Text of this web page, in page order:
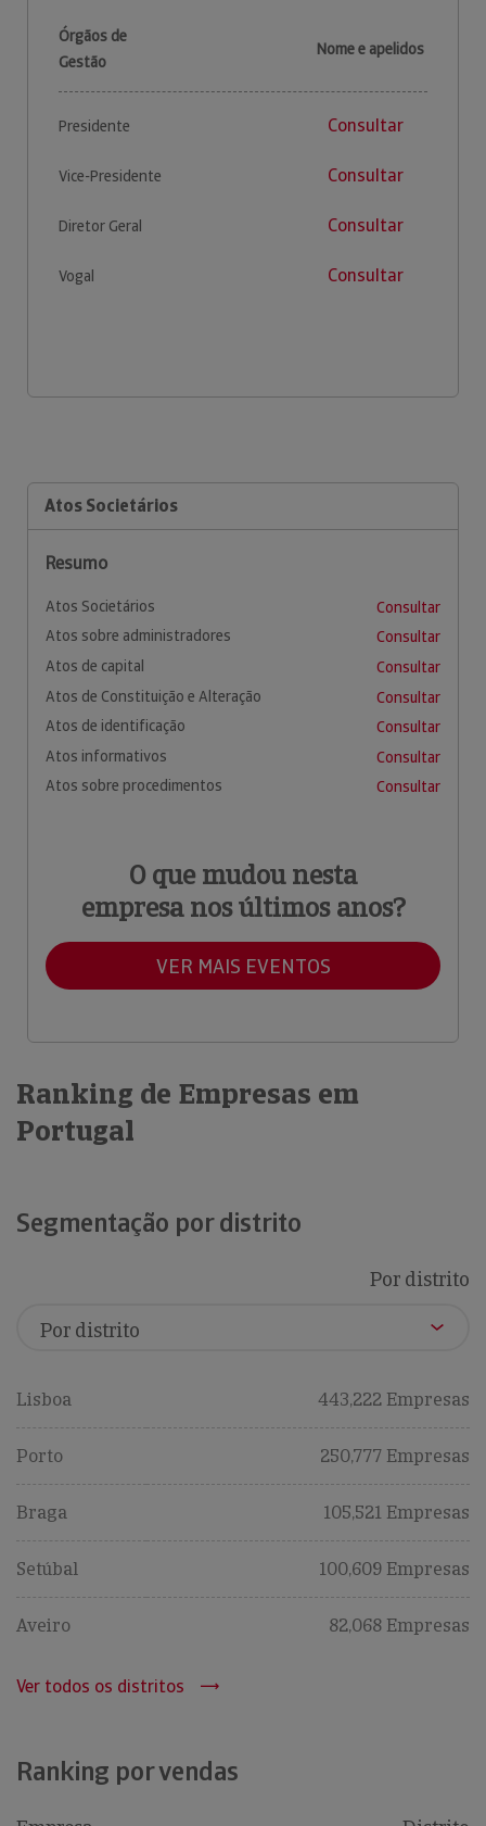
Órgãos de
Gestão
Nome e apelidos
Presidente Consultar
Vice-Presidente Consultar
Diretor Geral Consultar
Vogal Consultar
Atos Societários
Resumo
Atos Societários
Consultar
Atos sobre administradores
Consultar
Atos de capital
Consultar
Atos de Constituição e Alteração
Consultar
Atos de identificação
Consultar
Atos informativos
Consultar
Atos sobre procedimentos
Consultar
O que mudou nesta
empresa nos últimos anos?
VER MAIS EVENTOS
Ranking de Empresas em
Portugal
Segmentação por distrito
Por distrito
Lisboa 443,222 Empresas
Porto 250,777 Empresas
Braga 105,521 Empresas
Setúbal 100,609 Empresas
Aveiro 82,068 Empresas
Ver todos os distritos
Ranking por vendas